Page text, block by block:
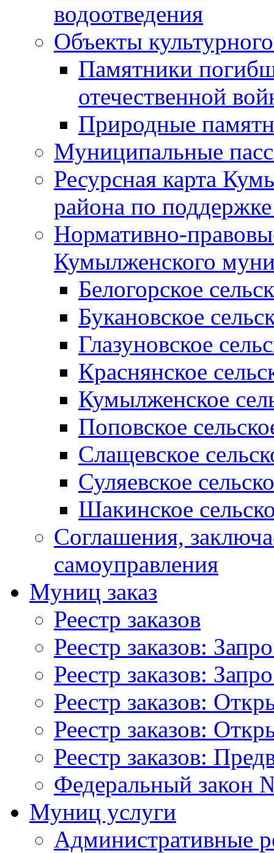
водоотведения
Объекты
Памятники
отечественной
Природные
Муниципальные
Ресурсная карта
района по
Нормативно-
Кумылженского
Белогорское
Букановское
Глазуновское
Краснянское
Кумылженское
Поповское
Слащевское
Суляевское
Шакинское
Соглашения,
самоуправления
Муниц заказ
Реестр заказов
Реестр заказов:
Реестр заказов:
Реестр заказов:
Реестр заказов:
Реестр заказов:
Федеральный закон
Муниц услуги
Административные